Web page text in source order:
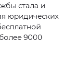
стала и
юридических
9000